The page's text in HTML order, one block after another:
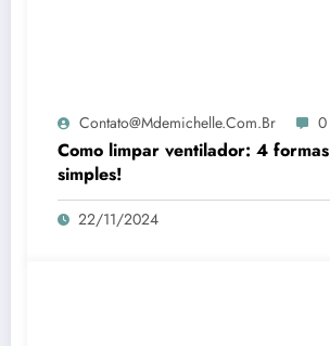
Contato@mdemichelle.com.br 0
Como limpar ventilador: 4 formas
simples!
22/11/2024